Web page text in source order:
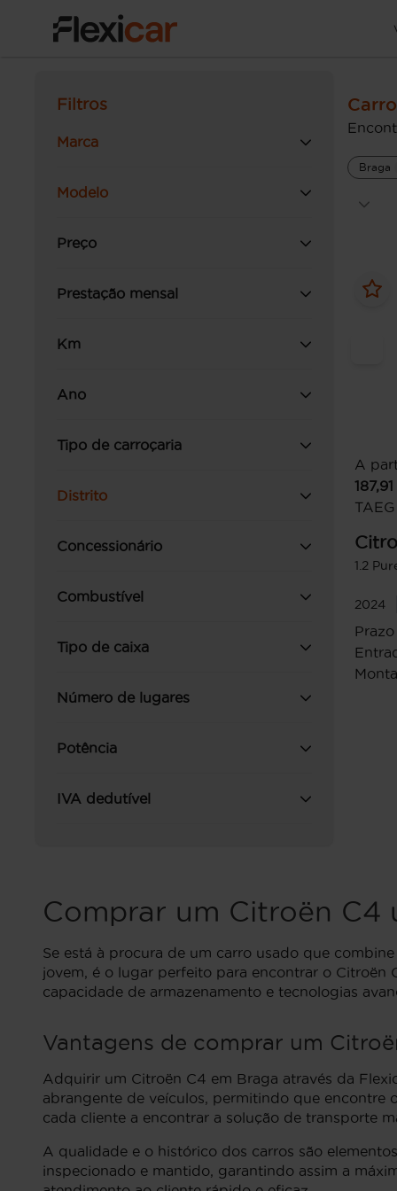
Filtros
Marca
Modelo
Preço
Prestação mensal
Km
Ano
Tipo de carroçaria
Distrito
Concessionário
Combustível
Tipo de caixa
Número de lugares
Potência
IVA dedutível
Braga
A
187,91
TAEG
1.2
2024
Prazo
Comprar um Citroën C4
Se está à procura de um carro usado que
jovem, é o lugar perfeito para encontrar o Citroën
capacidade de armazenamento e tecnologias
Vantagens de comprar um
Adquirir um Citroën C4 em Braga através da
abrangente de veículos, permitindo que encontre
cada cliente a encontrar a solução de transporte
A qualidade e o histórico dos carros são
inspecionado e mantido, garantindo assim a